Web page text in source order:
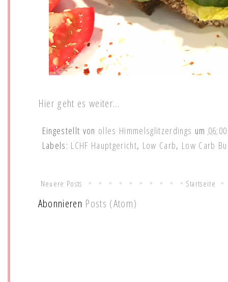
Hier geht es weiter...
Eingestellt von olles Himmelsglitzerdings um 06:00
Labels: LCHF Hauptgericht, Low Carb, Low Carb
Neuere Posts Startseite
Abonnieren Posts (Atom)